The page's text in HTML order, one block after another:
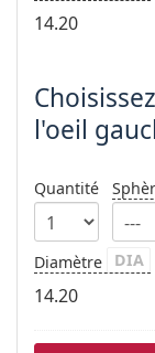
14.20
l'oeil
Quantité
Diamètre DIA
14.20